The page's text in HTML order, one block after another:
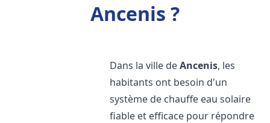
Ancenis ?
Dans la ville deAncenis, les
habitants ont besoin d'un
système de chauffe eau solaire
fiable et efficace pour répondre